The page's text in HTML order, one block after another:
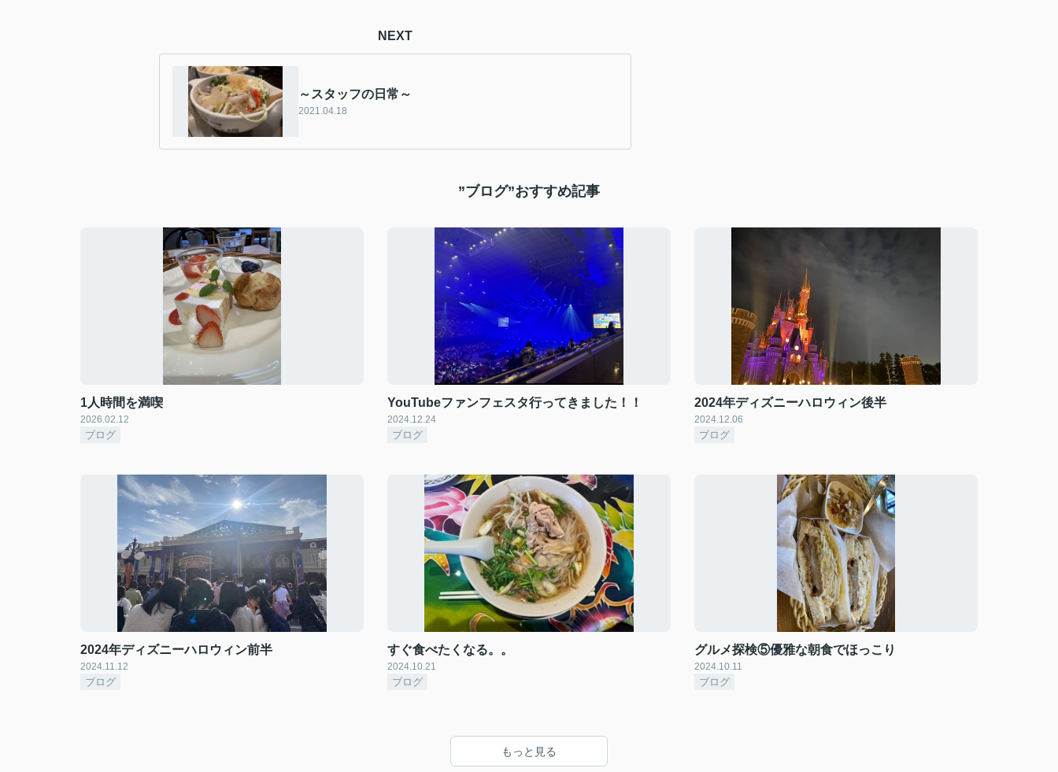
NEXT
～スタッフの日常～
2021.04.18
”ブログ”おすすめ記事
1人時間を満喫
2026.02.12
ブログ
YouTubeファンフェスタ行ってきました！！
2024.12.24
ブログ
2024年ディズニーハロウィン後半
2024.12.06
ブログ
2024年ディズニーハロウィン前半
2024.11.12
ブログ
すぐ食べたくなる。。
2024.10.21
ブログ
グルメ探検⑤優雅な朝食でほっこり
2024.10.11
ブログ
もっと見る